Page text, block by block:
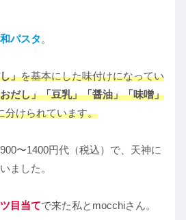
和パスタ。
」を基本にした味付けになってい
だし」「豆乳」「醤油」「味噌」
分けられています。
〜1400円代（税込）で、天神に
ました。
目当てで来た私とmocchiさん。